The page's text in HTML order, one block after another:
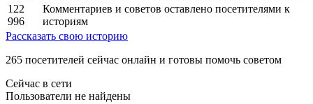
122
996
Комментариев и советов оставлено посетителями к
историям
Рассказать свою историю
265 посетителей сейчас онлайн и готовы помочь советом
Сейчас в сети
Пользователи не найдены